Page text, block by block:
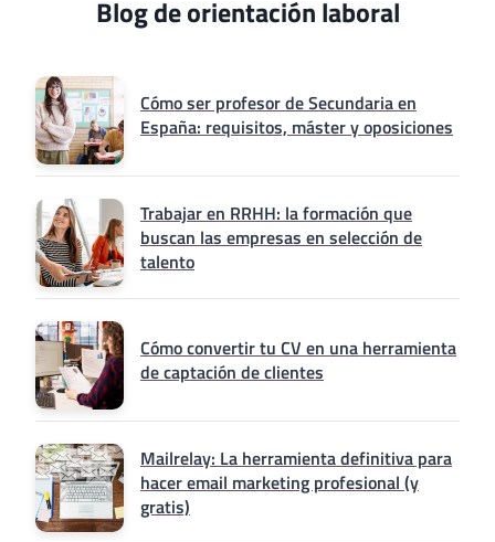
Blog de orientación laboral
Cómo ser profesor de Secundaria en
España: requisitos, máster y oposiciones
Trabajar en RRHH: la formación que
buscan las empresas en selección de
talento
Cómo convertir tu CV en una herramienta
de captación de clientes
Mailrelay: La herramienta definitiva para
hacer email marketing profesional (y
gratis)